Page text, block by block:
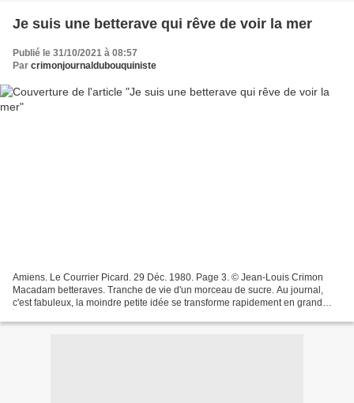
Je suis une betterave qui rêve de voir la mer
Publié le 31/10/2021 à 08:57
Par crimonjournaldubouquiniste
Amiens. Le Courrier Picard. 29 Déc. 1980. Page 3. © Jean-Louis Crimon
Macadam betteraves. Tranche de vie d'un morceau de sucre. Au journal,
c'est fabuleux, la moindre petite idée se transforme rapidement en grand